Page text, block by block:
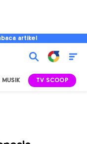
artikel
MUSIK TV SCOOP